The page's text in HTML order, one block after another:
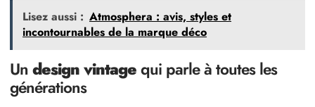
Lisez aussi : Atmosphera : avis, styles et
incontournables de la marque déco
Un design vintagequi parle à toutes les
générations